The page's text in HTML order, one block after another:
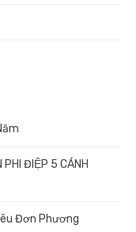
PHI ĐIỆP 5 CÁNH
Đơn Phương